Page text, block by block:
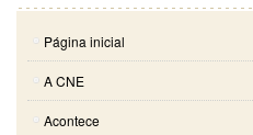
Página inicial
A CNE
Acontece